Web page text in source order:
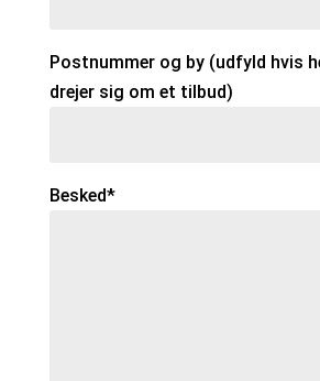
Postnummer og by (udfyld hvis
drejer sig om et tilbud)
Besked*